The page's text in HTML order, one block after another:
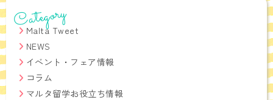
Category
Malta Tweet
NEWS
イベント・フェア情報
コラム
マルタ留学お役立ち情報